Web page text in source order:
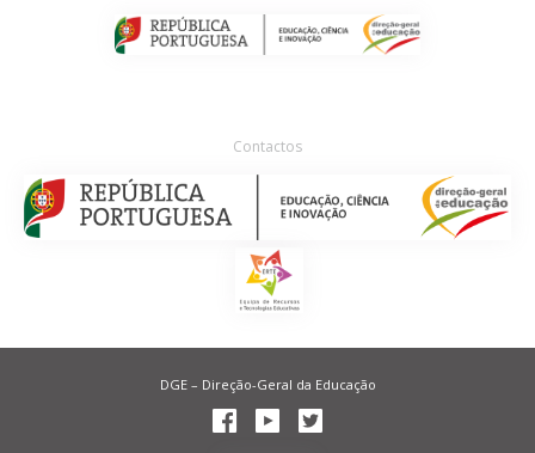
Contactos
DGE – Direção-Geral da Educação